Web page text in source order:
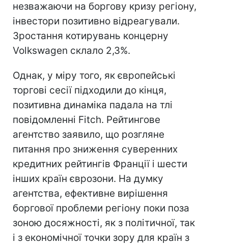
незважаючи на боргову кризу регіону,
інвестори позитивно відреагували.
Зростання котирувань концерну
Volkswagen склало 2,3%.
Однак, у міру того, як європейські
торгові сесії підходили до кінця,
позитивна динаміка падала на тлі
повідомленні Fitch. Рейтингове
агентство заявило, що розгляне
питання про зниження суверенних
кредитних рейтингів Франції і шести
інших країн єврозони. На думку
агентства, ефективне вирішення
боргової проблеми регіону поки поза
зоною досяжності, як з політичної, так
і з економічної точки зору для країн з